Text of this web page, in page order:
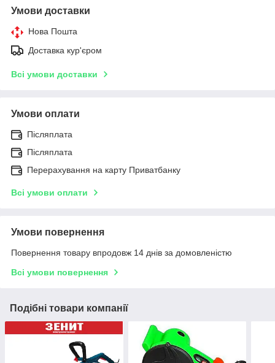
Умови доставки
Нова Пошта
Доставка кур'єром
Всі умови доставки
Умови оплати
Післяплата
Післяплата
Перерахування на карту Приватбанку
Всі умови оплати
Умови повернення
Повернення товару впродовж 14 днів за домовленістю
Всі умови повернення
Подібні товари компанії